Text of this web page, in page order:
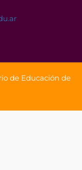
de Educación de